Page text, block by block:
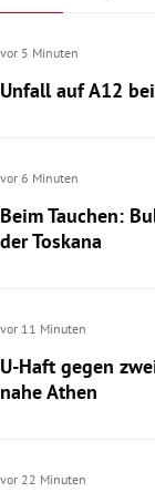
vor 5 Minuten
Unfall auf A12
vor 6 Minuten
Beim Tauchen:
der Toskana
vor 11 Minuten
U-Haft gegen
nahe Athen
vor 22 Minuten